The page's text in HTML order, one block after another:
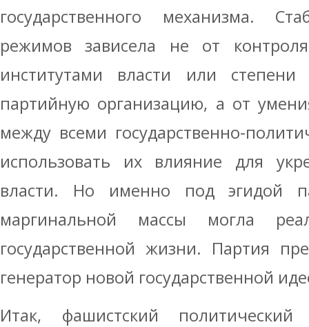
государственного механизма.
режимов зависела не от
институтами власти или
партийную организацию, а от
между всеми государственно-
использовать их влияние для
власти. Но именно под эгидой
маргинальной массы могла
государственной жизни. Партия
генератор новой государственной
Итак, фашистский